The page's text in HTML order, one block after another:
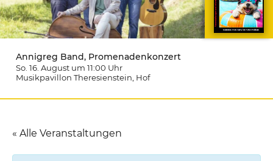
Annigreg Band, Promenadenkonzert
So. 16. August um 11:00 Uhr
Musikpavillon Theresienstein , Hof
« Alle Veranstaltungen